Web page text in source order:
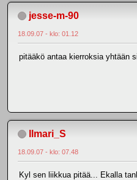
jesse-m-90
18.09.07 - klo: 01.12
pitääkö antaa kierroksia yhtään
Ilmari_S
18.09.07 - klo: 07.48
Kyl sen liikkua pitää... Ekalla